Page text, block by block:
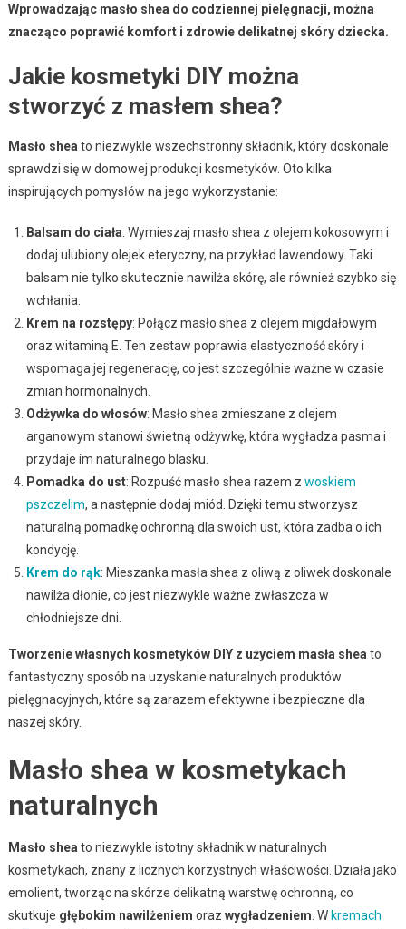
Wprowadzając masło shea do codziennej pielęgnacji, można
znacząco poprawić komfort i zdrowie delikatnej skóry dziecka.
Jakie kosmetyki DIY można
stworzyć z masłem shea?
Masło shea to niezwykle wszechstronny składnik, który doskonale
sprawdzi się w domowej produkcji kosmetyków. Oto kilka
inspirujących pomysłów na jego wykorzystanie:
Balsam do ciała: Wymieszaj masło shea z olejem kokosowym i
dodaj ulubiony olejek eteryczny, na przykład lawendowy. Taki
balsam nie tylko skutecznie nawilża skórę, ale również szybko się
wchłania.
Krem na rozstępy: Połącz masło shea z olejem migdałowym
oraz witaminą E. Ten zestaw poprawia elastyczność skóry i
wspomaga jej regenerację, co jest szczególnie ważne w czasie
zmian hormonalnych.
Odżywka do włosów: Masło shea zmieszane z olejem
arganowym stanowi świetną odżywkę, która wygładza pasma i
przydaje im naturalnego blasku.
Pomadka do ust: Rozpuść masło shea razem z woskiem
pszczelim, a następnie dodaj miód. Dzięki temu stworzysz
naturalną pomadkę ochronną dla swoich ust, która zadba o ich
kondycję.
Krem do rąk: Mieszanka masła shea z oliwą z oliwek doskonale
nawilża dłonie, co jest niezwykle ważne zwłaszcza w
chłodniejsze dni.
Tworzenie własnych kosmetyków DIY z użyciem masła shea to
fantastyczny sposób na uzyskanie naturalnych produktów
pielęgnacyjnych, które są zarazem efektywne i bezpieczne dla
naszej skóry.
Masło shea w kosmetykach
naturalnych
Masło shea to niezwykle istotny składnik w naturalnych
kosmetykach, znany z licznych korzystnych właściwości. Działa jako
emolient, tworząc na skórze delikatną warstwę ochronną, co
skutkuje głębokim nawilżeniem oraz wygładzeniem . W kremach